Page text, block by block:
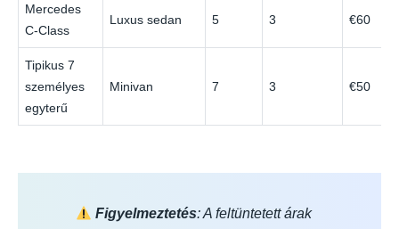
Mercedes
C-Class
Luxus sedan 5 3 €60
Tipikus 7
személyes
egyterű
Minivan 7 3 €50
Figyelmeztetés: A feltüntetett árak